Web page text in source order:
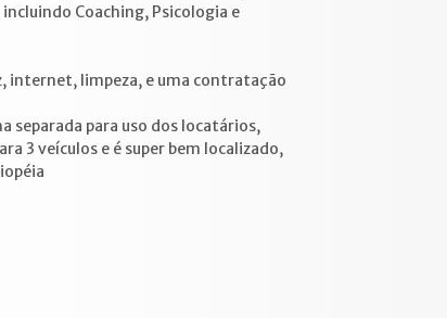
Coaching, Psicologia e
internet, limpeza, e uma contratação
separada para uso dos locatários,
3 veículos e é super bem localizado,